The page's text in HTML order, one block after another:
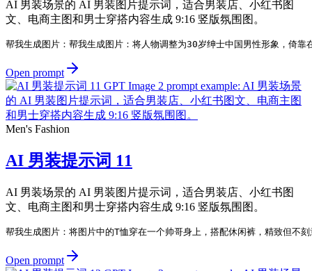
AI 男装场景的 AI 男装图片提示词，适合男装店、小红书图
文、电商主图和男士穿搭内容生成 9:16 竖版氛围图。
帮我生成图片：帮我生成图片：将人物调整为30岁绅士中国男性形象，倚
Open prompt
Men's Fashion
AI 男装提示词 11
AI 男装场景的 AI 男装图片提示词，适合男装店、小红书图
文、电商主图和男士穿搭内容生成 9:16 竖版氛围图。
帮我生成图片：将图片中的T恤穿在一个帅哥身上，搭配休闲裤，精致但
Open prompt